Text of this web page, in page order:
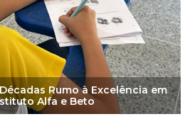
Rumo à Excelênciaem
Alfa e Beto